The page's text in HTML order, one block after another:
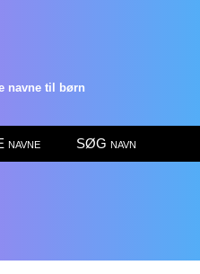
navne til børn
navne SØG navn